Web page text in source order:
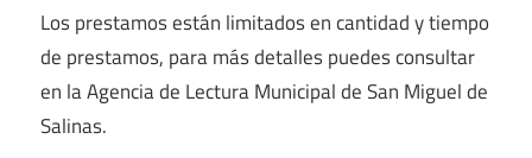
Los prestamos están limitados en cantidad y tiempo
de prestamos, para más detalles puedes consultar
en la Agencia de Lectura Municipal de San Miguel de
Salinas.